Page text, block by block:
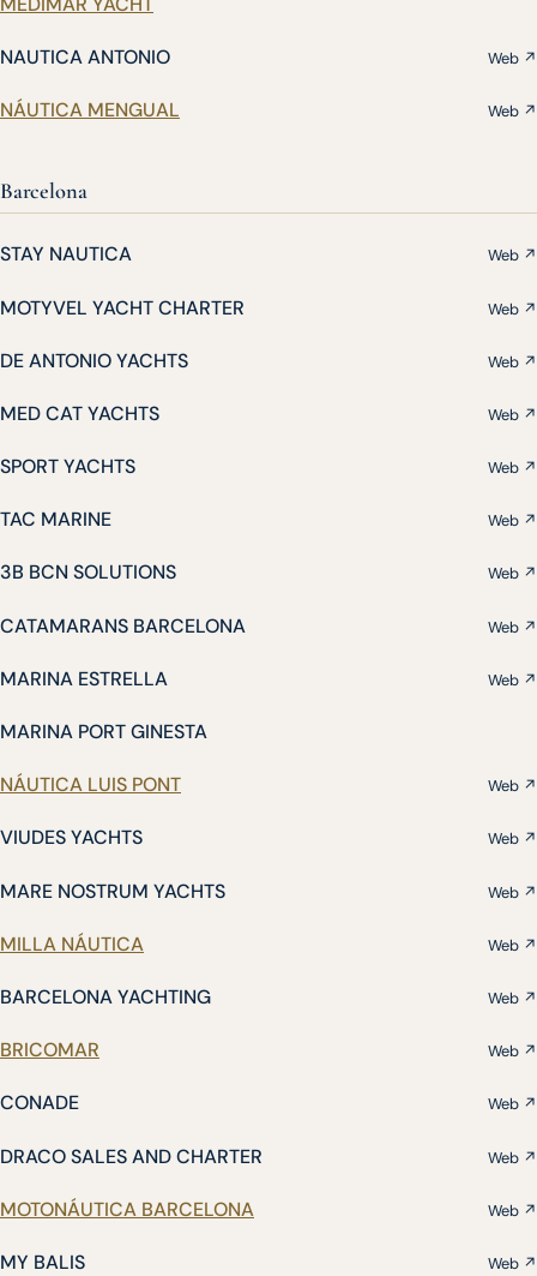
NAUTICA ANTONIO Web ↗
NÁUTICA MENGUAL Web ↗
Barcelona
STAY NAUTICA Web ↗
MOTYVEL YACHT CHARTER Web ↗
DE ANTONIO YACHTS Web ↗
MED CAT YACHTS Web ↗
SPORT YACHTS Web ↗
TAC MARINE Web ↗
3B BCN SOLUTIONS Web ↗
CATAMARANS BARCELONA Web ↗
MARINA ESTRELLA Web ↗
MARINA PORT GINESTA
NÁUTICA LUIS PONT Web ↗
VIUDES YACHTS Web ↗
MARE NOSTRUM YACHTS Web ↗
MILLA NÁUTICA Web ↗
BARCELONA YACHTING Web ↗
BRICOMAR Web ↗
CONADE Web ↗
DRACO SALES AND CHARTER Web ↗
MOTONÁUTICA BARCELONA Web ↗
MY BALIS Web ↗